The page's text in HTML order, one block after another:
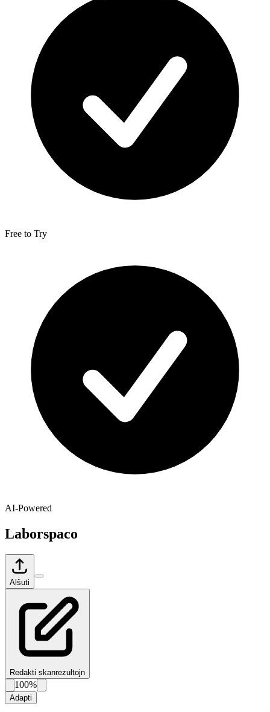
Free to Try
AI-Powered
Laborspaco
Alŝuti
Redakti skanrezultojn
100%
Adapti